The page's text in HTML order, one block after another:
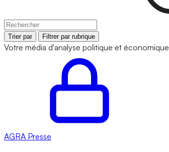
Trier par Filtrer par rubrique
Votre média d'analyse politique et économique
AGRA Presse